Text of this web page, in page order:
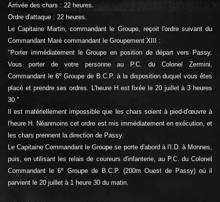
Arrivée des chars : 22 heures.
Ordre d'attaque : 22 heures.
Le Capitaine Martin, commandant le Groupe, reçoit l'ordre suivant du
Commandant Maré commandant le Groupement XIII :
"Porter immédiatement le Groupe en position de départ vers Passy.
Vous porter de votre personne au P.C. du Colonel Zermini,
Commandant le 6e Groupe de B.C.P. à la disposition duquel vous êtes
placé et prendre ses ordres. L'heure H est fixée le 20 juillet à 3 heures
30."
Il est matériellement impossible que les chars soient à pied-d'œuvre à
l'heure H. Néanmoins cet ordre est mis immédiatement en exécution, et
les chars prennent la direction de Passy.
Le Capitaine Commandant le Groupe se porte d'abord à l'I.D. à Monnes,
puis, en utilisant les relais de coureurs d'infanterie, au P.C. du Colonel
Commandant le 6e
Groupe de B.C.P. (200m Ouest de Passy) où il
parvient le 20 juillet à 1 heure 30 du matin.